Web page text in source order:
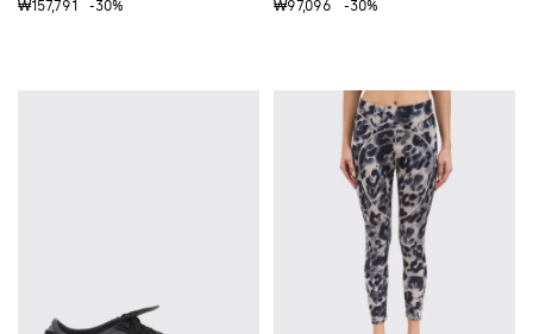
₩157,791 -30% ₩97,096 -30%